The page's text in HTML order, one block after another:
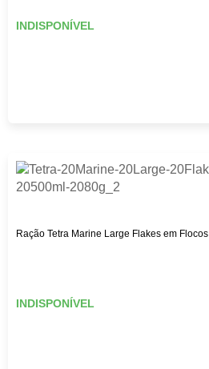
INDISPONÍVEL
Ração Tetra Marine Large Flakes em Flocos
INDISPONÍVEL